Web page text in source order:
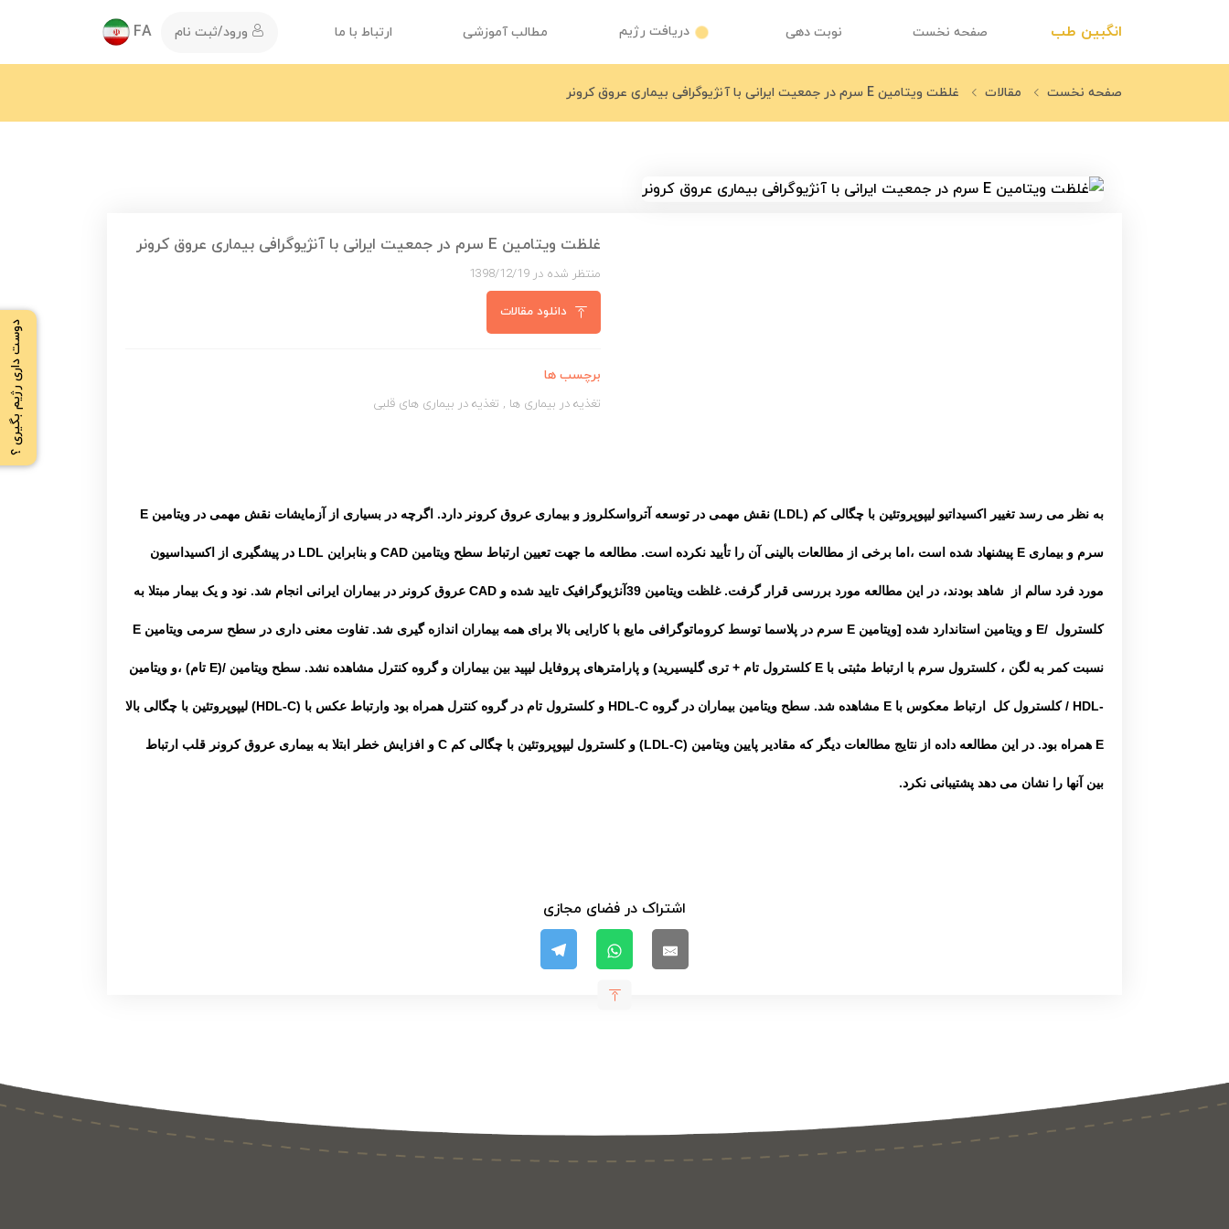
انگبین طب صفحه نخست نوبت دهی دریافت رژیم مطالب آموزشی ارتباط با ما ورود/ثبت نام FA
دوست داری رژیم بگیری ؟
صفحه نخست مقالات غلظت ویتامین E سرم در جمعیت ایرانی با آنژیوگرافی بیماری عروق کرونر
غلظت ویتامین E سرم در جمعیت ایرانی با آنژیوگرافی بیماری عروق کرونر
منتظر شده در 1398/12/19
دانلود مقالات
برچسب ها
تغذیه در بیماری ها , تغذیه در بیماری های قلبی
به نظر می رسد تغییر اکسیداتیو لیپوپروتئین با چگالی کم (LDL) نقش مهمی در توسعه آترواسکلروز و بیماری عروق کرونر دارد. اگرچه در بسیاری از آزمایشات نقش مهمی در ویتامین
در پیشگیری از اکسیداسیون LDL و بنابراین CAD پیشنهاد شده است ،اما برخی از مطالعات بالینی آن را تأیید نکرده است. مطالعه ما جهت تعيين ارتباط سطح ويتامين E سرم و بیماری
عروق کرونر در بیماران ایرانی انجام شد. نود و یک بیمار مبتلا به CAD آنژیوگرافیک تایید شده و 39 مورد فرد سالم از شاهد بودند، در این مطالعه مورد بررسی قرار گرفت. غلظت ویتامین
E سرم در پلاسما توسط کروماتوگرافی مایع با کارایی بالا برای همه بیماران اندازه گیری شد. تفاوت معنی داری در سطح سرمی ویتامین E و ویتامین استاندارد شده [ویتامین E/ کلسترول
تام) ،و ویتامین E/( کلسترول تام + تری گلیسیرید) و پارامترهای پروفایل لیپید بین بیماران و گروه کنترل مشاهده نشد. سطح ویتامینE سرم با ارتباط مثبتی با نسبت کمر به لگن ، کلسترول
لیپوپروتئین با چگالی بالا (HDL-C) و کلسترول تام در گروه کنترل همراه بود وارتباط عکس با HDL-C در گروه بیماران مشاهده شد. سطح ویتامین E / کلسترول کل ارتباط معکوس با HDL-
C و کلسترول لیپوپروتئین با چگالی کم (LDL-C) همراه بود. در این مطالعه داده از نتایج مطالعات دیگر که مقادیر پایین ویتامین E و افزایش خطر ابتلا به بیماری عروق کرونر قلب ارتباط
بین آنها را نشان می دهد پشتیبانی نکرد.
اشتراک در فضای مجازی